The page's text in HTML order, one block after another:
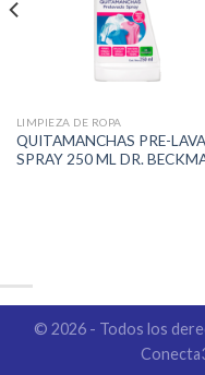
LIMPIEZA DE ROPA
QUITAMANCHAS PRE-
SPRAY 250 ML DR.
© 2026 - Todos los